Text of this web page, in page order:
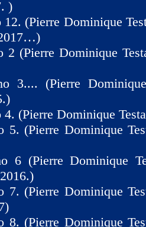
)
12. (Pierre Dominique
2 (Pierre Dominique
3.... (Pierre
4. (Pierre Dominique
5. (Pierre Dominique
6 (Pierre Dominique
7. (Pierre Dominique
8. (Pierre Dominique